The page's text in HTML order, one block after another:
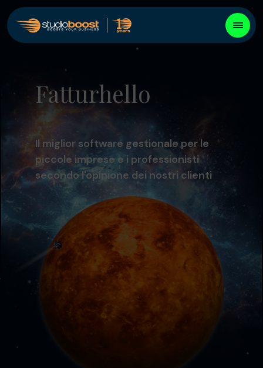
Fatturhello
Il miglior software gestionale per le
piccole imprese e i professionisti
secondo l'opinione dei nostri clienti